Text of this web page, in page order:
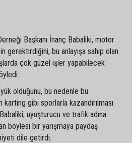
Başkanı İnanç Babaliki, motor
gerektirdiğini, bu anlayışa sahip olan
çok güzel işler yapabilecek
olduğunu, bu nedenle bu
karting gibi sporlarla kazandırılması
uyuşturucu ve trafik adına
böylesi bir yarışmaya paydaş
dile getirdi.